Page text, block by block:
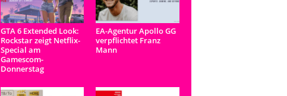
GTA 6 Extended Look:
Rockstar zeigt Netflix-
Special am
Gamescom-
Donnerstag
EA-Agentur Apollo GG
verpflichtet Franz
Mann